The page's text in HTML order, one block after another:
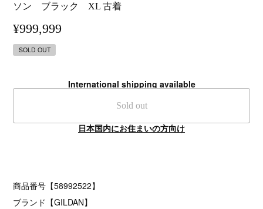
ソン ブラック XL 古着
¥999,999
SOLD OUT
International shipping available
Sold out
日本国内にお住まいの方向け
商品番号【58992522】
ブランド【GILDAN】